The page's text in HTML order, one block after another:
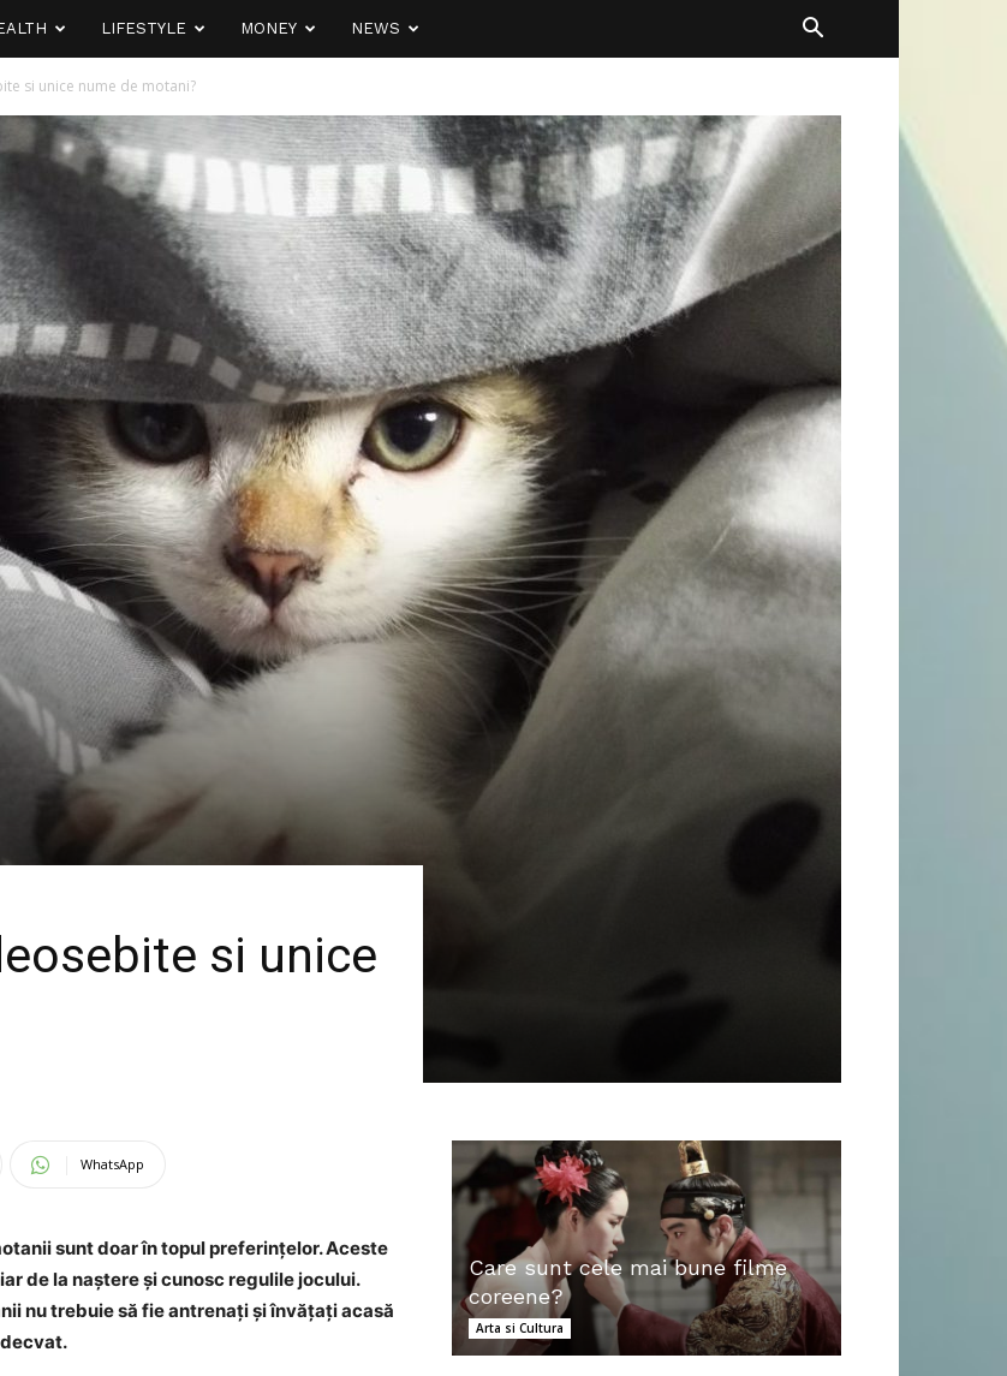
LIFESTYLE MONEY NEWS
si unice nume de motani?
si unice
WhatsApp
sunt doar în topul preferințelor. Aceste
de la naștere și cunosc regulile jocului.
nu trebuie să fie antrenați și învățați acasă
Care sunt cele mai bune filme
coreene?
Arta si Cultura